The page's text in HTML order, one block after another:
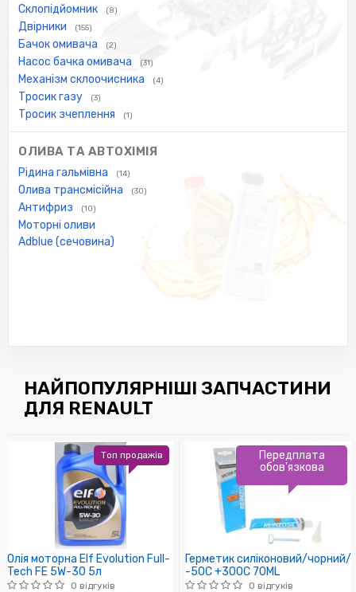
Склопідйомник (8)
Двірники (155)
Бачок омивача (2)
Насос бачка омивача (31)
Механізм склоочисника (4)
Тросик газу (3)
Тросик зчеплення (1)
ОЛИВА ТА АВТОХІМІЯ
Рідина гальмівна (14)
Олива трансмісійна (30)
Антифриз (10)
Моторні оливи
Adblue (сечовина)
НАЙПОПУЛЯРНІШІ ЗАПЧАСТИНИ
ДЛЯ RENAULT
Олія моторна Elf Evolution Full-
Tech FE 5W-30 5л
0 відгуків
Топ продажів
Герметик силіконовий/чорний/
-50C +300C 70ML
0 відгуків
Передплата
обов'язкова